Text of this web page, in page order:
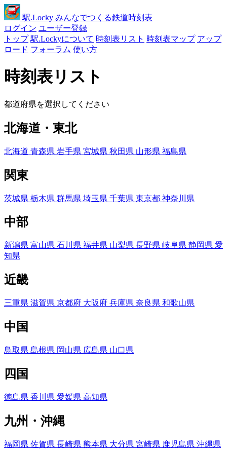
駅.Locky みんなでつくる鉄道時刻表
ログイン ユーザー登録
トップ 駅.Lockyについて 時刻表リスト 時刻表マップ アップ
ロード フォーラム 使い方
時刻表リスト
都道府県を選択してください
北海道・東北
北海道 青森県 岩手県 宮城県 秋田県 山形県 福島県
関東
茨城県 栃木県 群馬県 埼玉県 千葉県 東京都 神奈川県
中部
新潟県 富山県 石川県 福井県 山梨県 長野県 岐阜県 静岡県 愛
知県
近畿
三重県 滋賀県 京都府 大阪府 兵庫県 奈良県 和歌山県
中国
鳥取県 島根県 岡山県 広島県 山口県
四国
徳島県 香川県 愛媛県 高知県
九州・沖縄
福岡県 佐賀県 長崎県 熊本県 大分県 宮崎県 鹿児島県 沖縄県